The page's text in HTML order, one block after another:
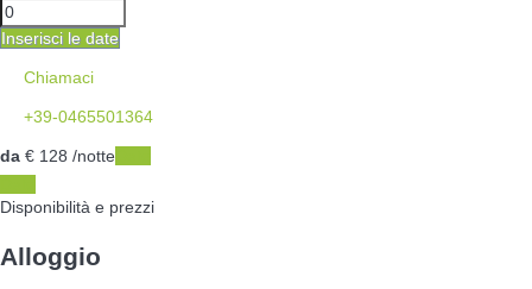
Inserisci le date
Chiamaci
+39-0465501364
da € 128 /notte
Disponibilità e prezzi
Alloggio